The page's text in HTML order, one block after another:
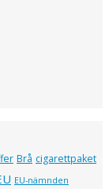
Brå cigarettpaket
EU-nämnden